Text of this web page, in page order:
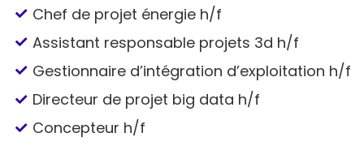
Chef de projet énergie h/f
Assistant responsable projets 3d h/f
Gestionnaire d’intégration d’exploitation h/f
Directeur de projet big data h/f
Concepteur h/f